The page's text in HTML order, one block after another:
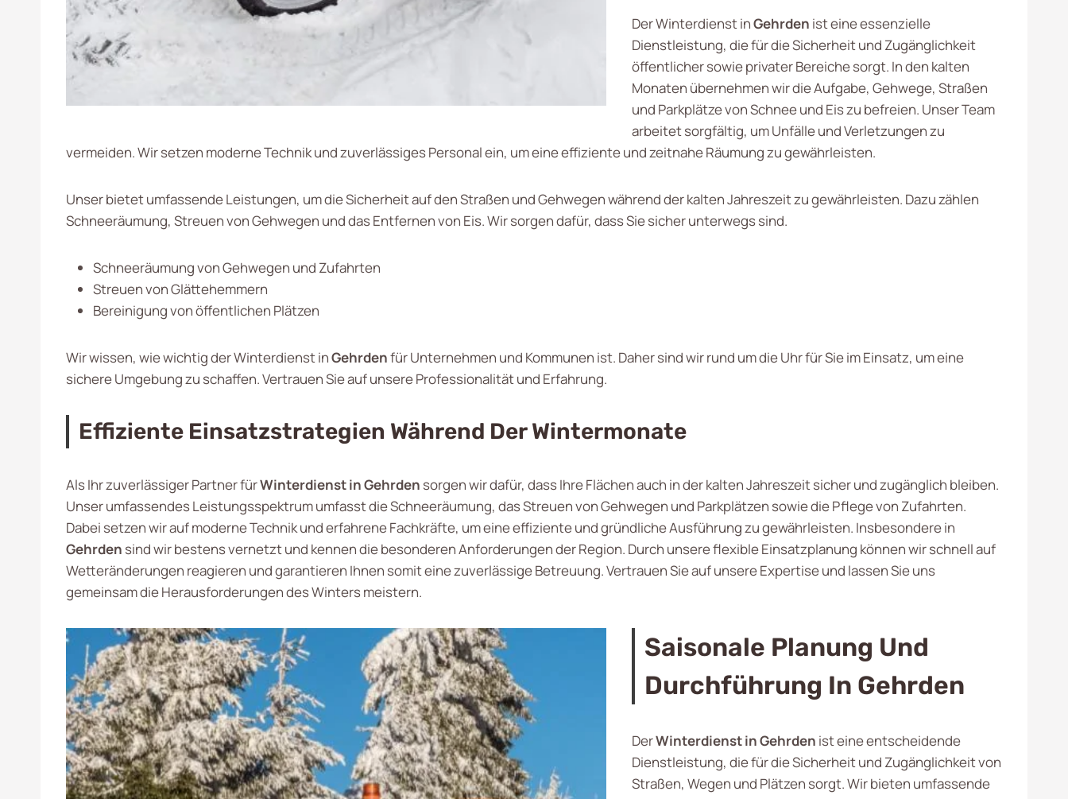
Der Winterdienst inGehrden ist eine essenzielle
Dienstleistung, die für die Sicherheit und Zugänglichkeit
öffentlicher sowie privater Bereiche sorgt. In den kalten
Monaten übernehmen wir die Aufgabe, Gehwege, Straßen
und Parkplätze von Schnee und Eis zu befreien. Unser Team
arbeitet sorgfältig, um Unfälle und Verletzungen zu
vermeiden. Wir setzen moderne Technik und zuverlässiges Personal ein, um eine effiziente und zeitnahe Räumung zu gewährleisten.
Unser bietet umfassende Leistungen, um die Sicherheit auf den Straßen und Gehwegen während der kalten Jahreszeit zu gewährleisten. Dazu zählen
Schneeräumung, Streuen von Gehwegen und das Entfernen von Eis. Wir sorgen dafür, dass Sie sicher unterwegs sind.
Schneeräumung von Gehwegen und Zufahrten
Streuen von Glättehemmern
Bereinigung von öffentlichen Plätzen
Wir wissen, wie wichtig der Winterdienst inGehrdenfür Unternehmen und Kommunen ist. Daher sind wir rund um die Uhr für Sie im Einsatz, um eine
sichere Umgebung zu schaffen. Vertrauen Sie auf unsere Professionalität und Erfahrung.
Effiziente Einsatzstrategien Während Der Wintermonate
Als Ihr zuverlässiger Partner fürWinterdienst in Gehrden sorgen wir dafür, dass Ihre Flächen auch in der kalten Jahreszeit sicher und zugänglich bleiben.
Unser umfassendes Leistungsspektrum umfasst die Schneeräumung, das Streuen von Gehwegen und Parkplätzen sowie die Pflege von Zufahrten.
Dabei setzen wir auf moderne Technik und erfahrene Fachkräfte, um eine effiziente und gründliche Ausführung zu gewährleisten. Insbesondere in
Gehrden sind wir bestens vernetzt und kennen die besonderen Anforderungen der Region. Durch unsere flexible Einsatzplanung können wir schnell auf
Wetteränderungen reagieren und garantieren Ihnen somit eine zuverlässige Betreuung. Vertrauen Sie auf unsere Expertise und lassen Sie uns
gemeinsam die Herausforderungen des Winters meistern.
Saisonale Planung Und
Durchführung In Gehrden
DerWinterdienst in Gehrden ist eine entscheidende
Dienstleistung, die für die Sicherheit und Zugänglichkeit von
Straßen, Wegen und Plätzen sorgt. Wir bieten umfassende